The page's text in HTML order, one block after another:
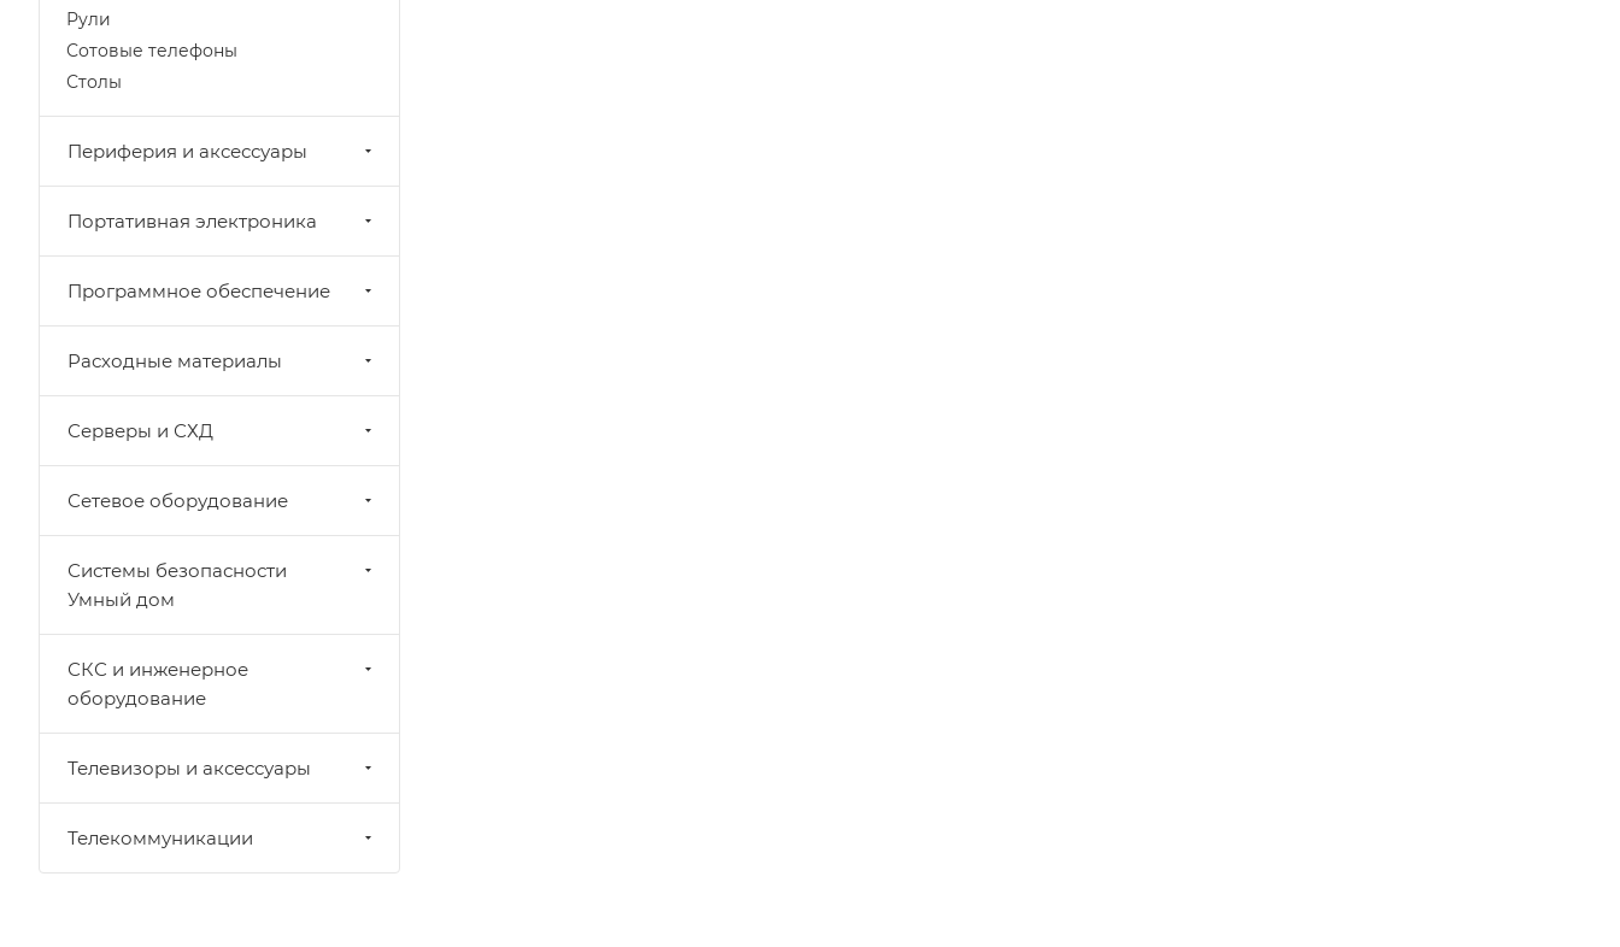
Рули
Сотовые телефоны
Столы
Периферия и аксессуары
Портативная электроника
Программное обеспечение
Расходные материалы
Серверы и СХД
Сетевое оборудование
Системы безопасности
Умный дом
СКС и инженерное
оборудование
Телевизоры и аксессуары
Телекоммуникации